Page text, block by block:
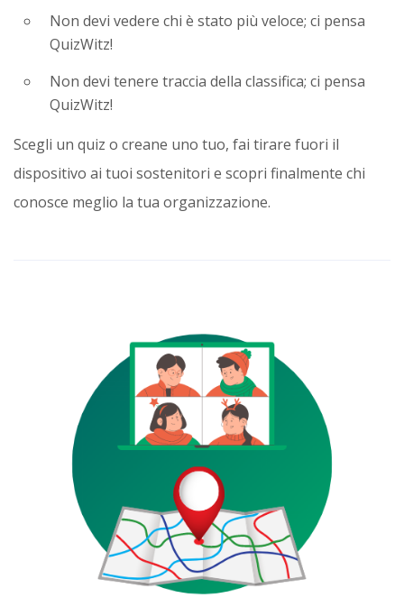
Non devi vedere chi è stato più veloce; ci pensa
QuizWitz!
Non devi tenere traccia della classifica; ci pensa
QuizWitz!
Scegli un quiz o creane uno tuo, fai tirare fuori il
dispositivo ai tuoi sostenitori e scopri finalmente chi
conosce meglio la tua organizzazione.